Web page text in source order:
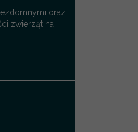
oraz
zwierząt na